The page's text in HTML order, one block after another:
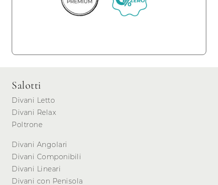
Salotti
Divani Letto
Divani Relax
Poltrone
Divani Angolari
Divani Componibili
Divani Lineari
Divani con Penisola